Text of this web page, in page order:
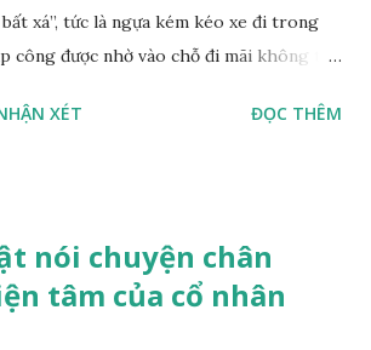
xá”, tức là ngựa kém kéo xe đi trong
công được nhờ vào chỗ đi mãi không từ
về năng lực. Cho dù một người có kém
tài hoa xuất chúng. Trong “Trang Tử.
“Kỳ kí hoa lưu, nhất nhật nhi trì thiên
XÉT ĐỌC THÊM
nói chuyện chân
tâm của cổ nhân